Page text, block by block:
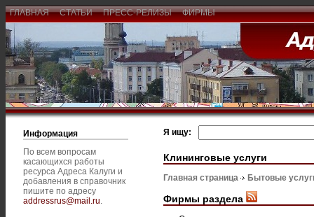
ГЛАВНАЯ СТАТЬИ ПРЕСС-РЕЛИЗЫ ФИРМЫ
Информация
По всем вопросам
касающихся работы
ресурса Адреса Калуги и
добавления в справочник
пишите по адресу
addressrus@mail.ru.
Я ищу:
Клининговые услуги
Главная страница Бытовые
Фирмы раздела